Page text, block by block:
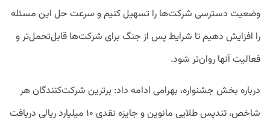
وضعیت دسترسی شرکت‌‌ها را تسهیل کنیم و سرعت حل این مسئله
را افزایش دهیم تا شرایط پس از جنگ برای شرکت‌ها قابل‌تحمل‌تر و
فعالیت آنها روان‌تر شود.
درباره بخش جشنواره، بهرامی ادامه داد: برترین شرکت‌کنندگان هر
شاخص، تندیس طلایی مانوین و جایزه نقدی ۱۰ میلیارد ریالی دریافت